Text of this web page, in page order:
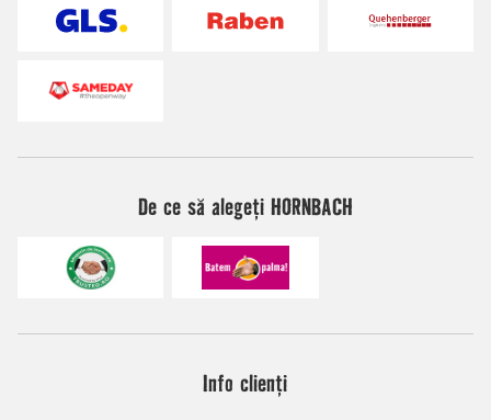
De ce să alegeți HORNBACH
Info clienți